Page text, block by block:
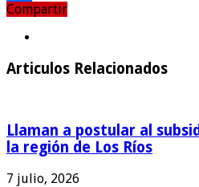
Compartir
Compartir
Articulos Relacionados
Llaman a postular al
la región de Los Ríos
7 julio, 2026